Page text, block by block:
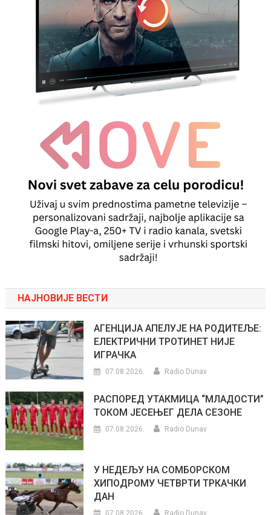
НАЈНОВИЈЕ ВЕСТИ
АГЕНЦИЈА АПЕЛУЈЕ НА РОДИТЕЉЕ:
ЕЛЕКТРИЧНИ ТРОТИНЕТ НИЈЕ
ИГРАЧКА
07.08.2026. Radio Dunav
РАСПОРЕД УТАКМИЦА “МЛАДОСТИ”
ТОКОМ ЈЕСЕЊЕГ ДЕЛА СЕЗОНЕ
07.08.2026. Radio Dunav
У НЕДЕЉУ НА СОМБОРСКОМ
ХИПОДРОМУ ЧЕТВРТИ ТРКАЧКИ
ДАН
07.08.2026. Radio Dunav